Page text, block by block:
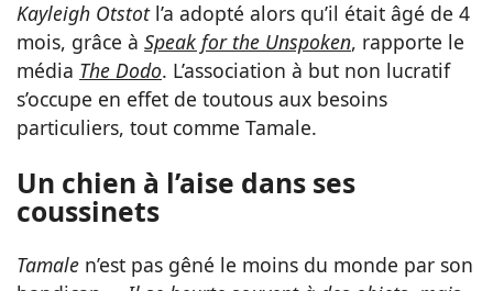
Kayleigh Otstotl’a adopté alors qu’il était âgé de 4
mois, grâce à Speak for the Unspoken, rapporte le
média The Dodo. L’association à but non lucratif
s’occupe en effet de toutous aux besoins
particuliers, tout comme Tamale.
Un chien à l’aise dans ses
coussinets
Tamale n’est pas gêné le moins du monde par son